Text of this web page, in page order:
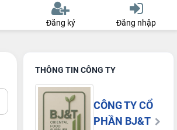
Đăng ký Đăng nhập
THÔNG TIN CÔNG TY
CÔNG TY CỔ
PHẦN BJ&T